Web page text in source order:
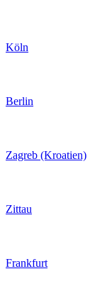
Köln
Berlin
Zagreb (Kroatien)
Zittau
Frankfurt